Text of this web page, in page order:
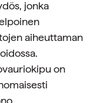
jonka
aiheuttaman
on